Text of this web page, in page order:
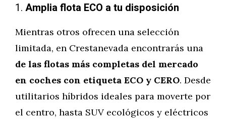
1. Amplia flota ECO a tu disposición
Mientras otros ofrecen una selección
limitada, en Crestanevada encontrarás una
de las flotas más completas del mercado
en coches con etiqueta ECO y CERO. Desde
utilitarios híbridos ideales para moverte por
el centro, hasta SUV ecológicos y eléctricos